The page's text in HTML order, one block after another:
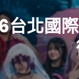
台北國